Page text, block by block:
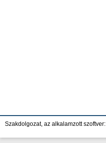
Szakdolgozat, az alkalamzott szoftver: